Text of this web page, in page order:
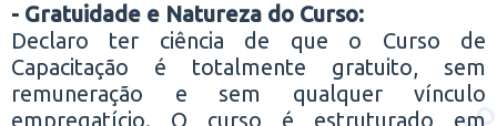
- Gratuidade e Natureza do Curso:
Declaro ter ciência de que o Curso de
Capacitação é totalmente gratuito, sem
remuneração e sem qualquer vínculo
empregatício. O curso é estruturado em